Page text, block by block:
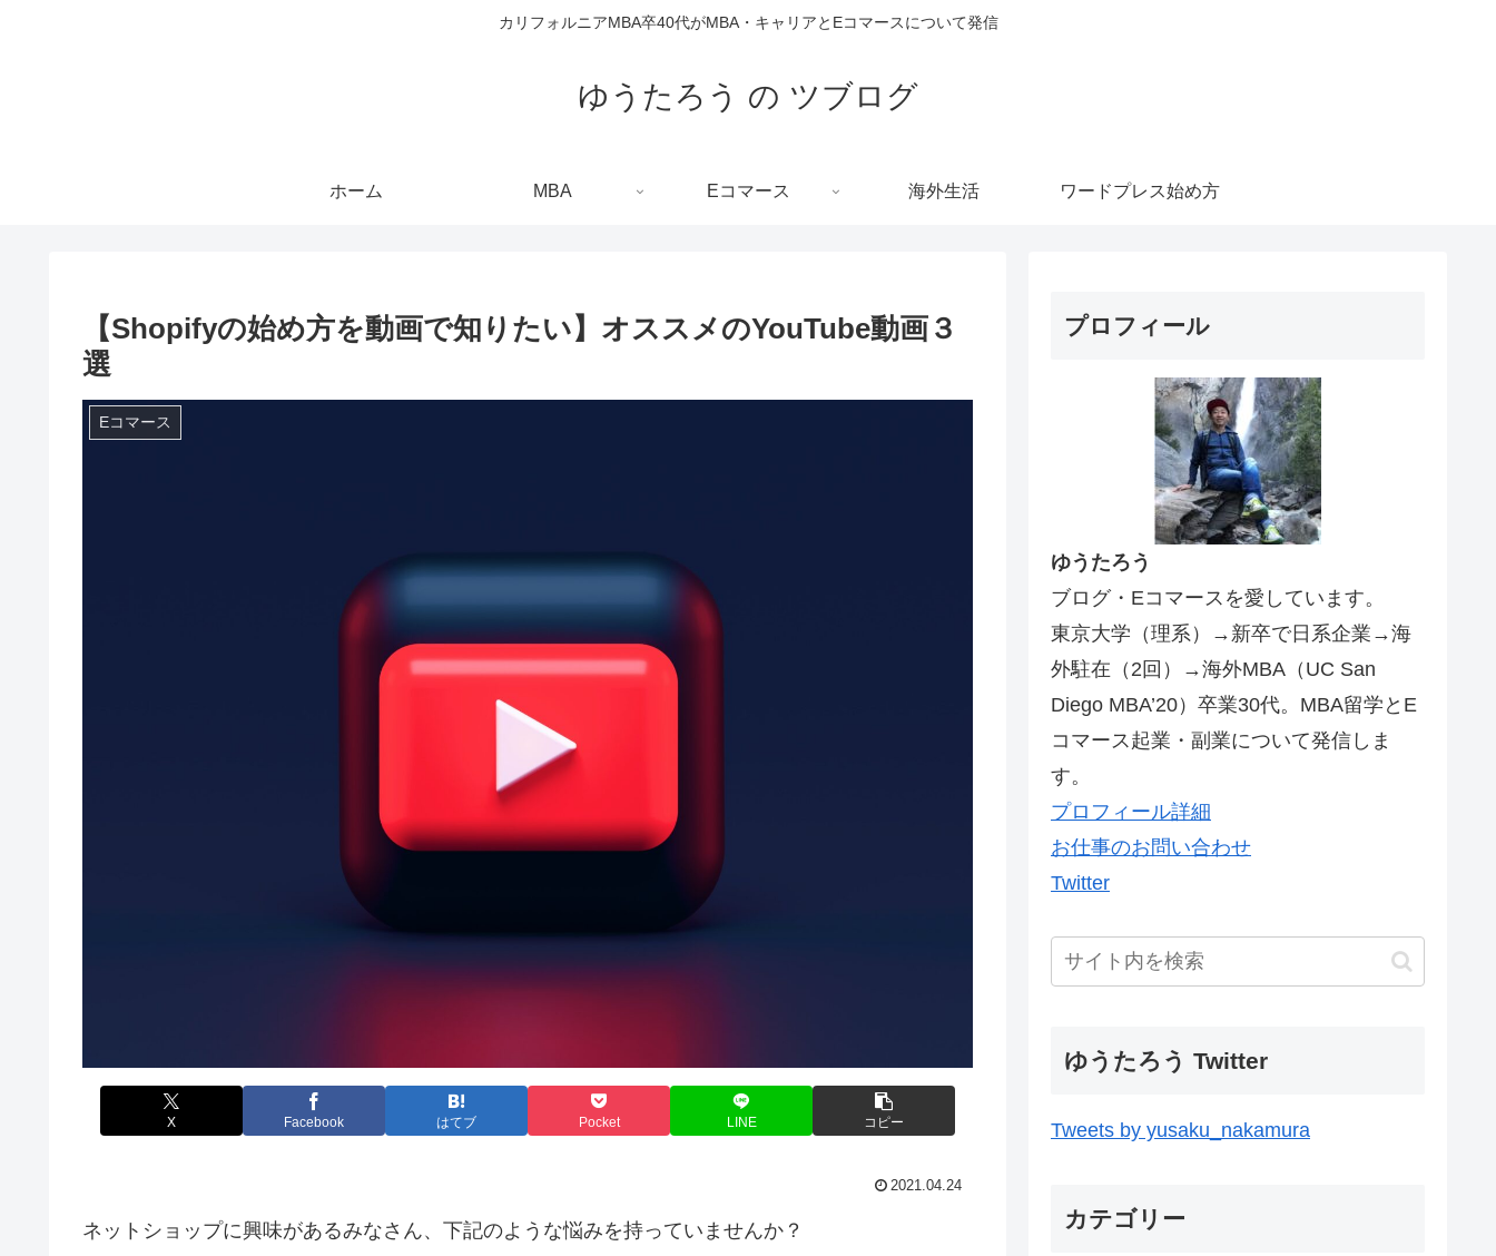
カリフォルニアMBA卒40代がMBA・キャリアとEコマースについて発信
ゆうたろう の ツブログ
ホーム MBA Eコマース 海外生活 ワードプレス始め方
【Shopifyの始め方を動画で知りたい】オススメのYouTube動画３
選
Eコマース
X Facebook はてブ Pocket LINE コピー
2021.04.24
ネットショップに興味があるみなさん、下記のような悩みを持っていませんか？
プロフィール
ゆうたろう
ブログ・Eコマースを愛しています。
東京大学（理系）→新卒で日系企業→海
外駐在（2回）→海外MBA（UC San
Diego MBA’20）卒業30代。MBA留学とE
コマース起業・副業について発信しま
す。
プロフィール詳細
お仕事のお問い合わせ
Twitter
ゆうたろう Twitter
Tweets by yusaku_nakamura
カテゴリー